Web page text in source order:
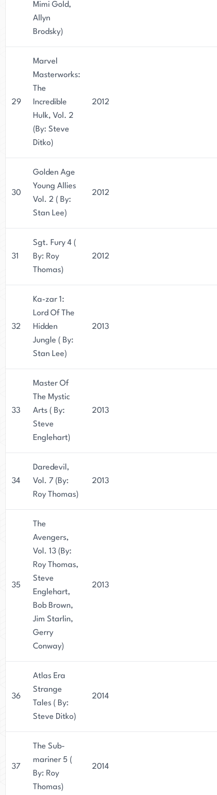
Mimi Gold,
Allyn
Brodsky)
29
Marvel
Masterworks:
The
Incredible
Hulk, Vol. 2
(By: Steve
Ditko)
2012
30
Golden Age
Young Allies
Vol. 2 ( By:
Stan Lee)
2012
31
Sgt. Fury 4 (
By: Roy
Thomas)
2012
32
Ka-zar 1:
Lord Of The
Hidden
Jungle ( By:
Stan Lee)
2013
33
Master Of
The Mystic
Arts ( By:
Steve
Englehart)
2013
34
Daredevil,
Vol. 7 (By:
Roy Thomas)
2013
35
The
Avengers,
Vol. 13 (By:
Roy Thomas,
Steve
Englehart,
Bob Brown,
Jim Starlin,
Gerry
Conway)
2013
36
Atlas Era
Strange
Tales ( By:
Steve Ditko)
2014
37
The Sub-
mariner 5 (
By: Roy
Thomas)
2014